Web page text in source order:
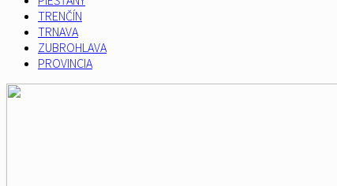
TRENČÍN
TRNAVA
ZUBROHLAVA
PROVINCIA